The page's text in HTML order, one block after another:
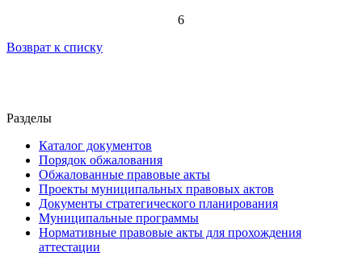
6
Возврат к списку
Разделы
Каталог документов
Порядок обжалования
Обжалованные правовые акты
Проекты муниципальных правовых актов
Документы стратегического планирования
Муниципальные программы
Нормативные правовые акты для прохождения
аттестации